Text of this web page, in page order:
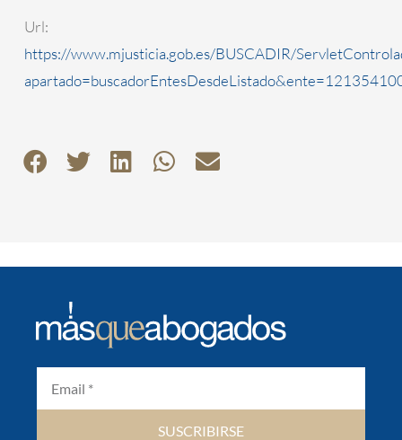
Url:
https://www.mjusticia.gob.es/BUSCADIR/
SUSCRIBIRSE